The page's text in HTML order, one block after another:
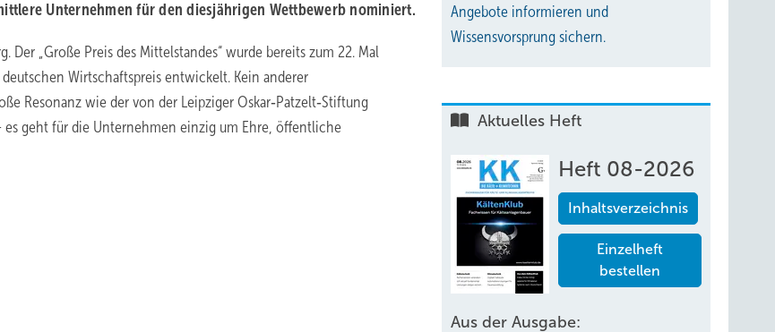
Unternehmen für den diesjährigen Wettbewerb nominiert.
„Große Preis des Mittelstandes“ wurde bereits zum 22. Mal
Wirtschaftspreis entwickelt. Kein anderer
Resonanz wie der von der Leipziger Oskar‐Patzelt‐Stiftung
geht für die Unternehmen einzig um Ehre, öffentliche
Angebote informieren und
Wissensvorsprung sichern.
Aktuelles Heft
Heft 08-2026
Inhaltsverzeichnis
Einzelheft
bestellen
Aus der Ausgabe: